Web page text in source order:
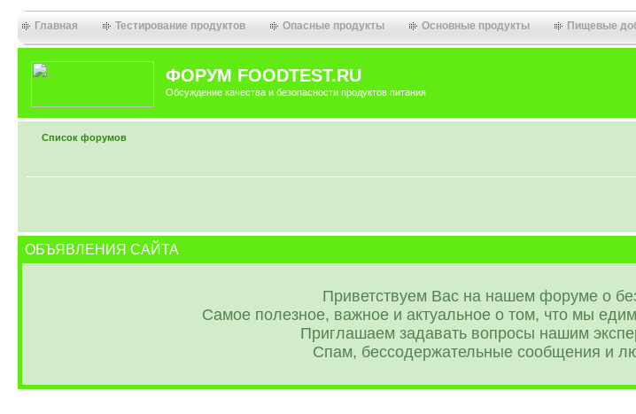
Главная Тестирование продуктов Опасные продукты Основные продукты Пищевые
ФОРУМ FOODTEST.RU
Обсуждение качества и безопасности продуктов питания
Список форумов
ОБЪЯВЛЕНИЯ САЙТА
Приветствуем Вас на нашем форуме о
Самое полезное, важное и актуальное о том, что мы
Приглашаем задавать вопросы нашим
Спам, бессодержательные сообщения и